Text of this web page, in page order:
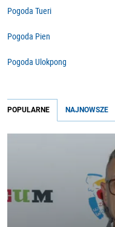
Pogoda Tueri
Pogoda Pien
Pogoda Ulokpong
POPULARNE NAJNOWSZE